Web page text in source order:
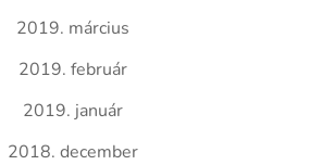
2019. március
2019. február
2019. január
2018. december